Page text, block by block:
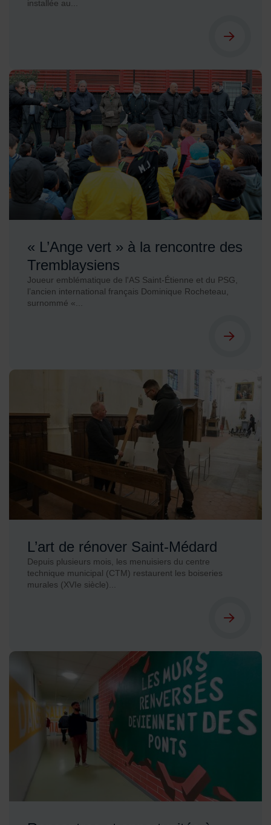
installée au...
« L’Ange vert » à la rencontre des
Tremblaysiens
Joueur emblématique de l'AS Saint-Étienne et du PSG,
l’ancien international français Dominique Rocheteau,
surnommé «...
L’art de rénover Saint-Médard
Depuis plusieurs mois, les menuisiers du centre
technique municipal (CTM) restaurent les boiseries
murales (XVIe siècle)...